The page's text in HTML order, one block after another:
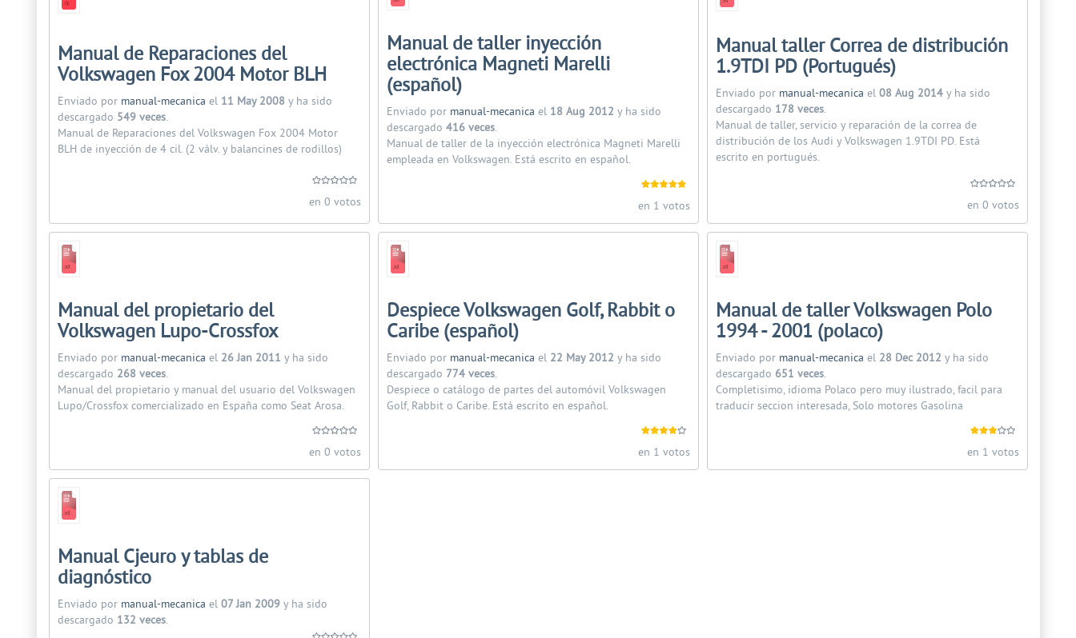
Manual de Reparaciones del
Volkswagen Fox 2004 Motor BLH
Enviado por manual-mecanica el 11 May 2008 y ha sido
descargado 549 veces.
Manual de Reparaciones del Volkswagen Fox 2004 Motor
BLH de inyección de 4 cil. (2 válv. y balancines de rodillos)
en 0 votos
Manual de taller inyección
electrónica Magneti Marelli
(español)
Enviado por manual-mecanica el 18 Aug 2012 y ha sido
descargado 416 veces.
Manual de taller de la inyección electrónica Magneti Marelli
empleada en Volkswagen. Está escrito en español.
en 1 votos
Manual taller Correa de distribución
1.9TDI PD (Portugués)
Enviado por manual-mecanica el 08 Aug 2014y ha sido
descargado 178 veces.
Manual de taller, servicio y reparación de la correa de
distribución de los Audi y Volkswagen 1.9TDI PD. Está
escrito en portugués.
en 0 votos
Manual del propietario del
Volkswagen Lupo-Crossfox
Enviado por manual-mecanica el 26 Jan 2011 y ha sido
descargado 268 veces.
Manual del propietario y manual del usuario del Volkswagen
Lupo/Crossfox comercializado en España como Seat Arosa.
en 0 votos
Despiece Volkswagen Golf, Rabbit o
Caribe (español)
Enviado por manual-mecanica el 22 May 2012 y ha sido
descargado 774 veces.
Despiece o catálogo de partes del automóvil Volkswagen
Golf, Rabbit o Caribe. Está escrito en español.
en 1 votos
Manual de taller Volkswagen Polo
1994 - 2001 (polaco)
Enviado por manual-mecanica el 28 Dec 2012 y ha sido
descargado 651 veces.
Completisimo, idioma Polaco pero muy ilustrado, facil para
traducir seccion interesada, Solo motores Gasolina
en 1 votos
Manual Cjeuro y tablas de
diagnóstico
Enviado por manual-mecanica el 07 Jan 2009y ha sido
descargado 132 veces.